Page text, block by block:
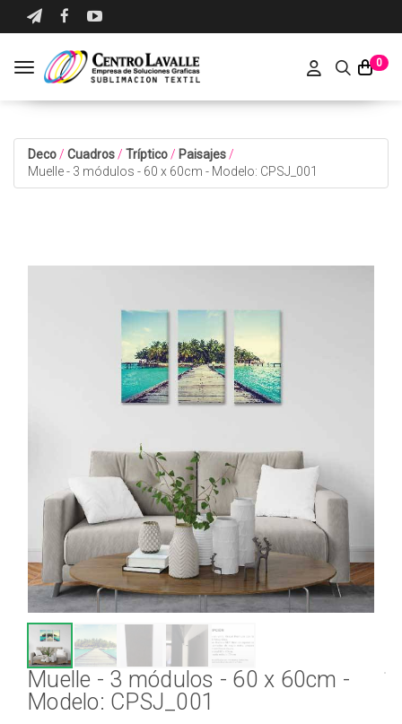
0
Toggle navigation
Deco / Cuadros / Tríptico / Paisajes /
Muelle - 3 módulos - 60 x 60cm - Modelo: CPSJ_001
Muelle - 3 módulos - 60 x 60cm -
Modelo: CPSJ_001